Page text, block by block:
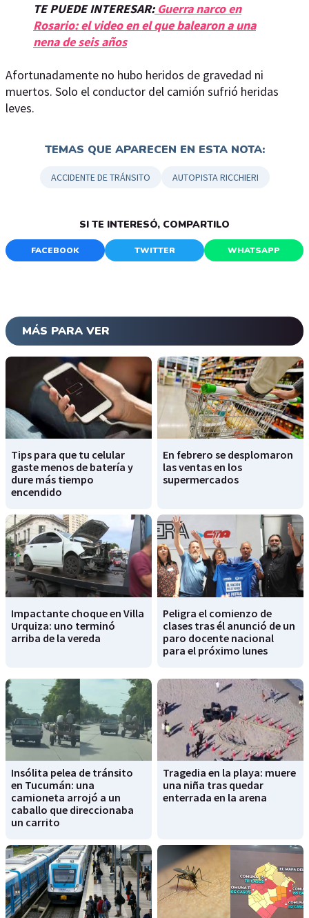
TE PUEDE INTERESAR:Guerra narco en
Rosario: el video en el que balearon a una
nena de seis años
Afortunadamente no hubo heridos de gravedad ni
muertos. Solo el conductor del camión sufrió heridas
leves.
TEMAS QUE APARECEN EN ESTA NOTA:
ACCIDENTE DE TRÁNSITO AUTOPISTA RICCHIERI
SI TE INTERESÓ, COMPARTILO
FACEBOOK TWITTER WHATSAPP
MÁS PARA VER
Tips para que tu celular
gaste menos de batería y
dure más tiempo
encendido
En febrero se desplomaron
las ventas en los
supermercados
Impactante choque en Villa
Urquiza: uno terminó
arriba de la vereda
Peligra el comienzo de
clases tras él anunció de un
paro docente nacional
para el próximo lunes
Insólita pelea de tránsito
en Tucumán: una
camioneta arrojó a un
caballo que direccionaba
un carrito
Tragedia en la playa: muere
una niña tras quedar
enterrada en la arena